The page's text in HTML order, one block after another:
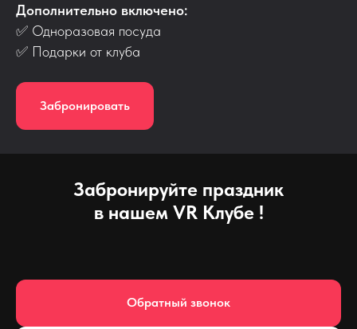
Дополнительно включено:
✅ Одноразовая посуда
✅ Подарки от клуба
Забронировать
Забронируйте праздник
в нашем VR Клубе !
Обратный звонок